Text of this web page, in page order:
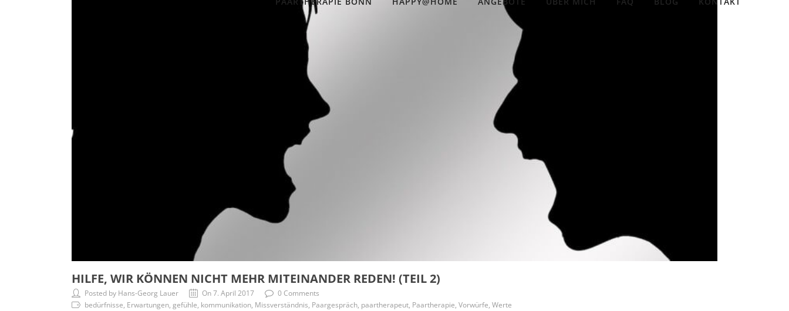
HILFE, WIR KÖNNEN NICHT MEHR MITEINANDER REDEN! (TEIL 2)
Posted by Hans-Georg Lauer On 7. April 2017
0 Comments
bedürfnisse, Erwartungen, gefühle, kommunikation, Missverständnis, Paargespräch, paartherapeut, Paartherapie, Vorwürfe, Werte